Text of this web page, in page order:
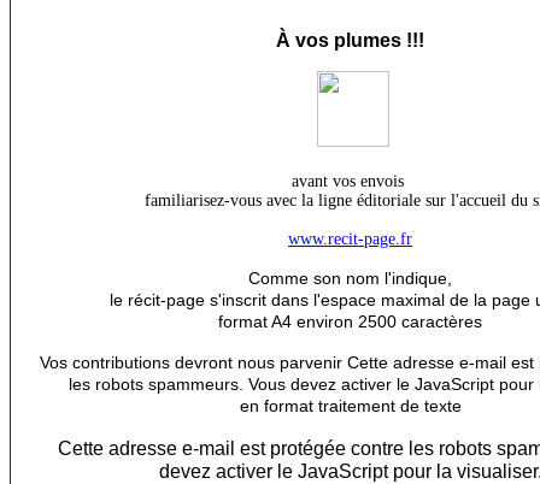
À vos plumes !!!
avant vos envois
familiarisez-vous avec la ligne éditoriale sur l'accueil du
www.recit-page.fr
Comme son nom l'indique,
le récit-page s'inscrit dans l'espace maximal de la page
format A4 environ 2500 caractères
Vos contributions devront nous parvenir Cette adresse e-mail
les robots spammeurs. Vous devez activer le JavaScript pour
en format traitement de texte
Cette adresse e-mail est protégée contre les robots
devez activer le JavaScript pour la